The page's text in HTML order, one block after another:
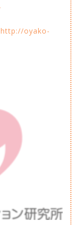
http://oyako-